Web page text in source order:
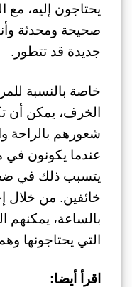
يحتاجون إليه،
صحيحة ومحدثة
جديدة قد تتطور.
خاصة بالنسبة
الخرف، يمكن أن
شعورهم بالراحة
عندما يكونون في
يتسبب ذلك في
خائفين. من خلال
بالساعة، يمكنهم
التي يحتاجونها
اقرأ أيضا: